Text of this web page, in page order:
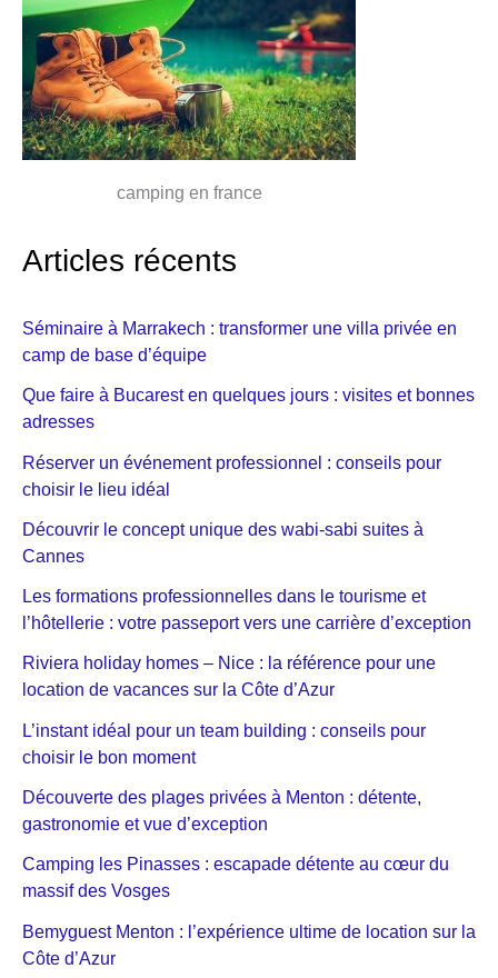
camping en france
Articles récents
Séminaire à Marrakech : transformer une villa privée en
camp de base d’équipe
Que faire à Bucarest en quelques jours : visites et bonnes
adresses
Réserver un événement professionnel : conseils pour
choisir le lieu idéal
Découvrir le concept unique des wabi-sabi suites à
Cannes
Les formations professionnelles dans le tourisme et
l’hôtellerie : votre passeport vers une carrière d’exception
Riviera holiday homes – Nice : la référence pour une
location de vacances sur la Côte d’Azur
L’instant idéal pour un team building : conseils pour
choisir le bon moment
Découverte des plages privées à Menton : détente,
gastronomie et vue d’exception
Camping les Pinasses : escapade détente au cœur du
massif des Vosges
Bemyguest Menton : l’expérience ultime de location sur la
Côte d’Azur